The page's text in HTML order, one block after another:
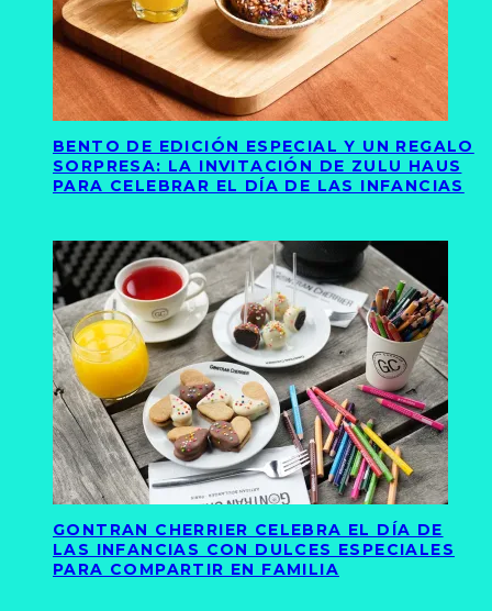
BENTO DE EDICIÓN ESPECIAL Y UN REGALO
SORPRESA: LA INVITACIÓN DE ZULU HAUS
PARA CELEBRAR EL DÍA DE LAS INFANCIAS
GONTRAN CHERRIER CELEBRA EL DÍA DE
LAS INFANCIAS CON DULCES ESPECIALES
PARA COMPARTIR EN FAMILIA